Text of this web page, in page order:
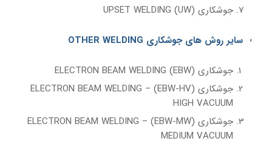
جوشکاری (UW) UPSET WELDING
سایر روش های جوشکاری OTHER WELDING
جوشکاری (EBW) ELECTRON BEAM WELDING
جوشکاری (EBW-HV) ELECTRON BEAM WELDING –
HIGH VACUUM
جوشکاری (EBW-MW) ELECTRON BEAM WELDING –
MEDIUM VACUUM